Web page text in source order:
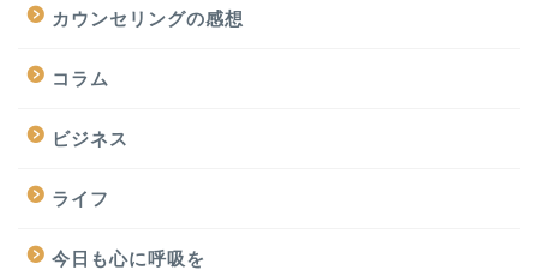
カウンセリングの感想
コラム
ビジネス
ライフ
今日も心に呼吸を